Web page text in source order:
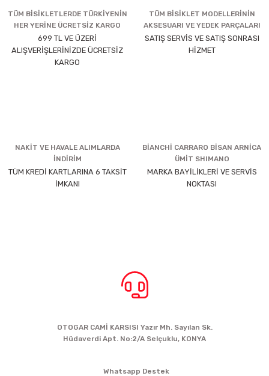
TÜM BİSİKLETLERDE TÜRKİYENİN
HER YERİNE ÜCRETSİZ KARGO
699 TL VE ÜZERİ
ALIŞVERİŞLERİNİZDE ÜCRETSİZ
KARGO
TÜM BİSİKLET MODELLERİNİN
AKSESUARI VE YEDEK PARÇALARI
SATIŞ SERVİS VE SATIŞ SONRASI
HİZMET
NAKİT VE HAVALE ALIMLARDA
İNDİRİM
TÜM KREDİ KARTLARINA 6 TAKSİT
İMKANI
BİANCHİ CARRARO BİSAN ARNİCA
ÜMİT SHIMANO
MARKA BAYİLİKLERİ VE SERVİS
NOKTASI
OTOGAR CAMİ KARSISI Yazır Mh. Sayılan Sk.
Hüdaverdi Apt. No:2/A Selçuklu, KONYA
Whatsapp Destek